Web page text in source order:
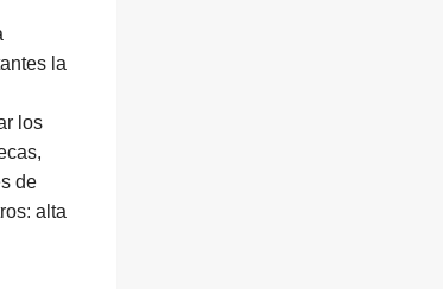
la
los
de
alta